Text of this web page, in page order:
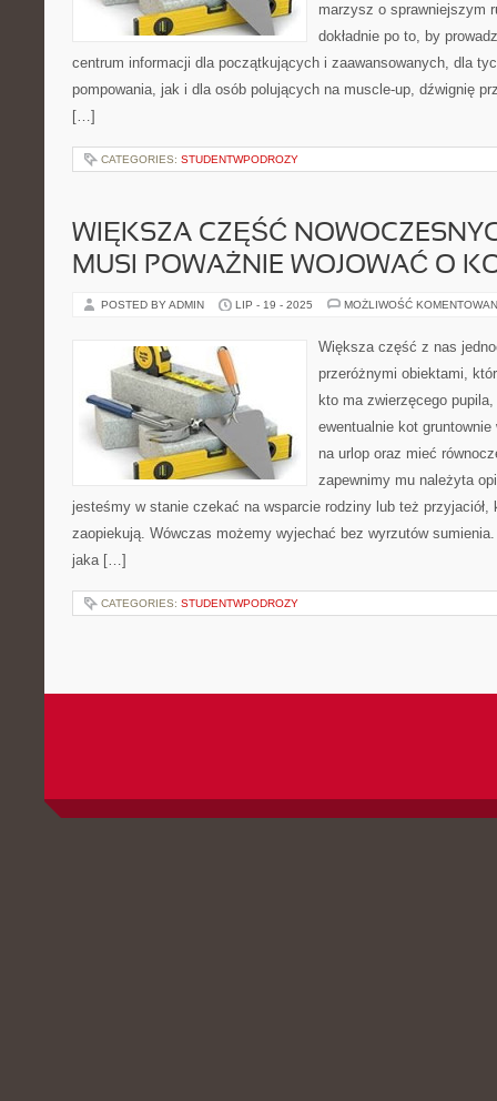
marzysz o sprawniejszym
dokładnie po to, by
centrum informacji dla początkujących i zaawansowanych, dla
pompowania, jak i dla osób polujących na muscle-up, dźwignię
[…]
CATEGORIES: STUDENTWPODROZY
WIĘKSZA CZĘŚĆ
MUSI POWAŻNIE WOJOWAĆ O
POSTED BY ADMIN LIP - 19 - 2025 MOŻLIWOŚĆ
Większa część z nas
przeróżnymi obiektami,
kto ma zwierzęcego
ewentualnie kot
na urlop oraz mieć
zapewnimy mu należyta
jesteśmy w stanie czekać na wsparcie rodziny lub też
zaopiekują. Wówczas możemy wyjechać bez wyrzutów
jaka […]
CATEGORIES: STUDENTWPODROZY